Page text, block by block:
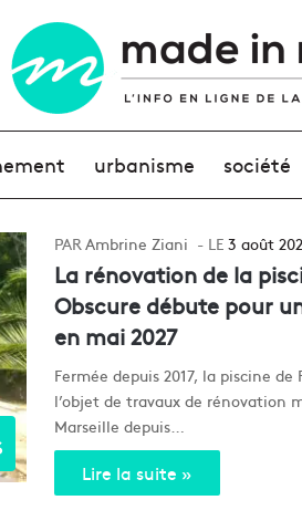
urbanisme société
Ambrine Ziani 3 août
La rénovation de la
Obscure débute pour
en mai 2027
Fermée depuis 2017, la piscine
l’objet de travaux de rénovation
Marseille depuis…
Lire la suite »